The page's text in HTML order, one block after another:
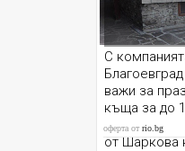
С
важи за
къща за до
паркинг и
от Шаркова
оферта отrio.bg